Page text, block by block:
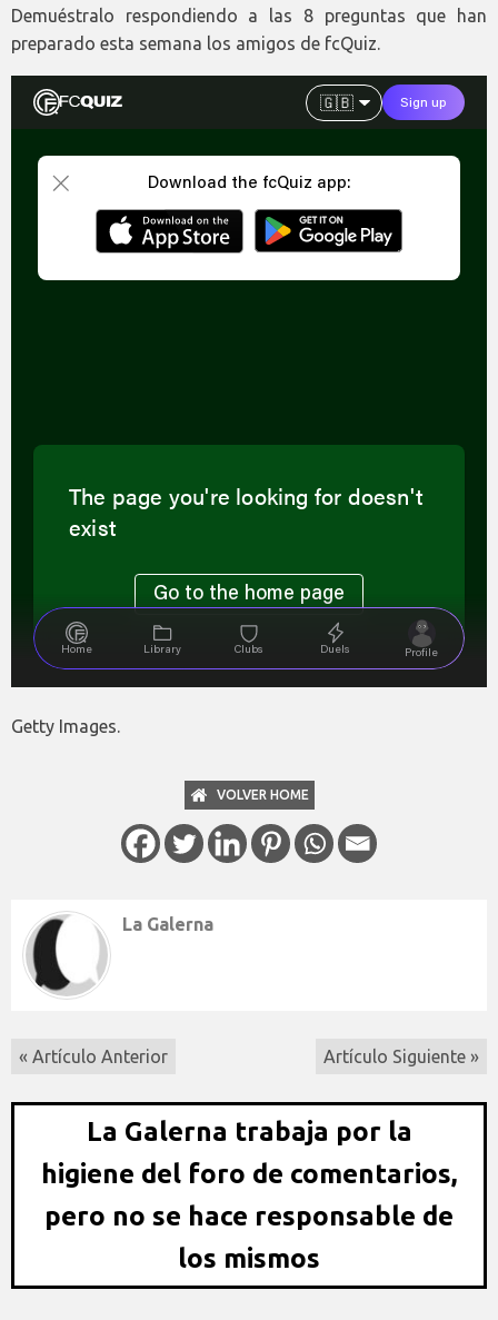
Demuéstralo respondiendo a las 8 preguntas que han
preparado esta semana los amigos de fcQuiz.
Getty Images.
VOLVER HOME
La Galerna
« Artículo Anterior Artículo Siguiente »
La Galerna trabaja por la
higiene del foro de comentarios,
pero no se hace responsable de
los mismos